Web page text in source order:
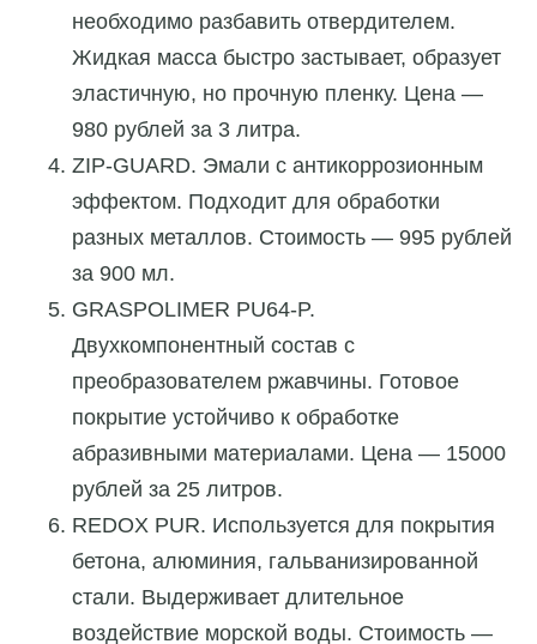
необходимо разбавить отвердителем.
Жидкая масса быстро застывает, образует
эластичную, но прочную пленку. Цена —
980 рублей за 3 литра.
ZIP-GUARD. Эмали с антикоррозионным
эффектом. Подходит для обработки
разных металлов. Стоимость — 995 рублей
за 900 мл.
GRASPOLIMER PU64-P.
Двухкомпонентный состав с
преобразователем ржавчины. Готовое
покрытие устойчиво к обработке
абразивными материалами. Цена — 15000
рублей за 25 литров.
REDOX PUR. Используется для покрытия
бетона, алюминия, гальванизированной
стали. Выдерживает длительное
воздействие морской воды. Стоимость —